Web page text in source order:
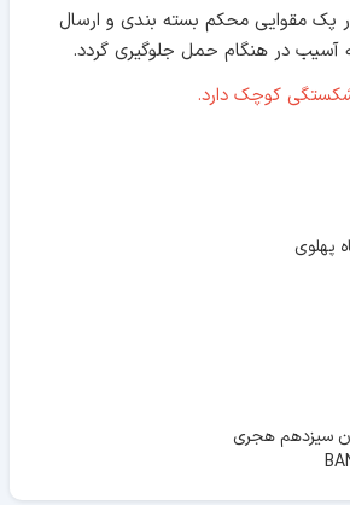
پک مقوایی محکم بسته بندی و ارسال
آسیب در هنگام حمل جلوگیری گردد.
کوچک دارد.
پهلوی
سیزدهم هجری